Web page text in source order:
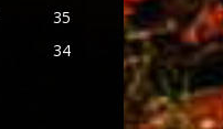
35
34